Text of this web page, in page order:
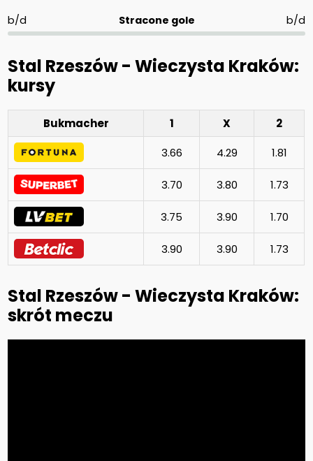
b/d Stracone gole b/d
Stal Rzeszów - Wieczysta Kraków:
kursy
Bukmacher 1 X
2
3.66
4.29 1.81
3.70 3.80 1.73
3.75 3.90 1.70
3.90 3.90 1.73
Stal Rzeszów - Wieczysta Kraków:
skrót meczu